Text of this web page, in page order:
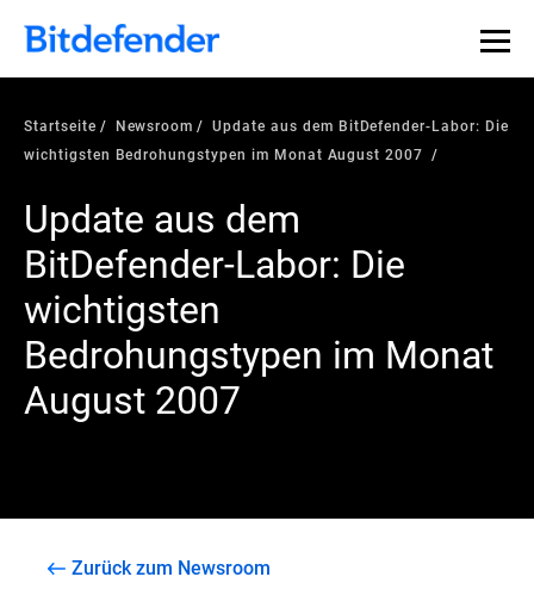
Startseite Newsroom
Update aus dem BitDefender-Labor: Die
wichtigsten Bedrohungstypen im Monat August 2007
Update aus dem
BitDefender-Labor: Die
wichtigsten
Bedrohungstypen im Monat
August 2007
Zurück zum Newsroom